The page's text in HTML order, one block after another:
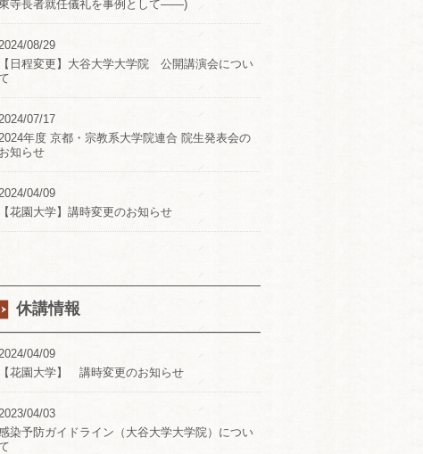
寺長者就任儀礼を事例として――)
08/29
【日程変更】大谷大学大学院 公開講演会につい
07/17
年度 京都・宗教系大学院連合 院生発表会の
お知らせ
04/09
【花園大学】講時変更のお知らせ
休講情報
04/09
【花園大学】 講時変更のお知らせ
04/03
染予防ガイドライン（大谷大学大学院）につい